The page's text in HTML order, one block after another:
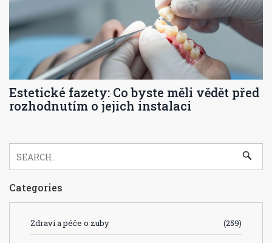
Estetické fazety: Co byste měli vědět před
rozhodnutím o jejich instalaci
Categories
Zdraví a péče o zuby (259)